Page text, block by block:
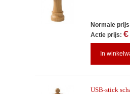
Normale
Actie prijs:
In
USB-stick